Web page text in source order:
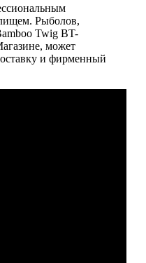
Рыболов,
Twig BT-
может
и фирменный